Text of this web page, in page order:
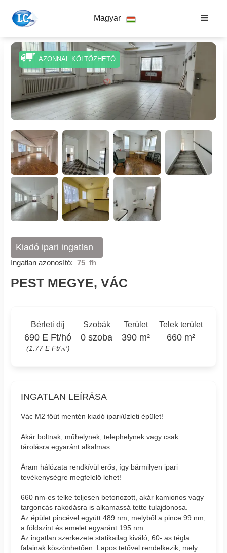
Magyar
AZONNAL KÖLTÖZHETŐ
Kiadó ipari ingatlan
Ingatlan azonosító: 75_fh
PEST MEGYE, VÁC
Bérleti díj
690 E Ft/hó
(1.77 E Ft/㎡)
Szobák
0 szoba
Terület
390 m²
Telek terület
660 m²
INGATLAN LEÍRÁSA
Vác M2 főút mentén kiadó ipari/üzleti épület!
Akár boltnak, műhelynek, telephelynek vagy csak
tárolásra egyaránt alkalmas.
Áram hálózata rendkívül erős, így bármilyen ipari
tevékenységre megfelelő lehet!
660 nm-es telke teljesen betonozott, akár kamionos vagy
targoncás rakodásra is alkamassá tette tulajdonosa.
Az épület pincével együtt 489 nm, melyből a pince 99 nm,
a földszint és emelet egyaránt 195 nm.
Az ingatlan szerkezete statikailag kiváló, 60- as tégla
falainak köszönhetően. Lapos tetővel rendelkezik, mely